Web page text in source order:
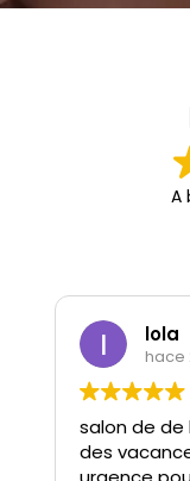
A
lola
hace
salon de
des